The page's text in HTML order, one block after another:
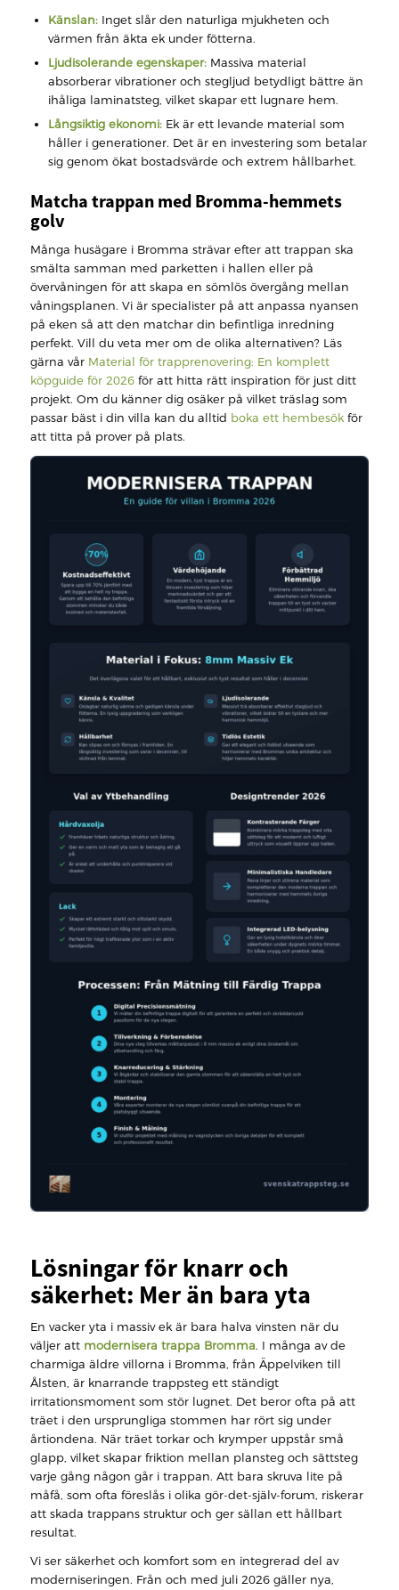
Känslan:Inget slår den naturliga mjukheten och
värmen från äkta ek under fötterna.
Ljudisolerande egenskaper:Massiva material
absorberar vibrationer och stegljud betydligt bättre än
ihåliga laminatsteg, vilket skapar ett lugnare hem.
Långsiktig ekonomi:Ek är ett levande material som
håller i generationer. Det är en investering som betalar
sig genom ökat bostadsvärde och extrem hållbarhet.
Matcha trappan med Bromma-hemmets
golv
Många husägare i Bromma strävar efter att trappan ska
smälta samman med parketten i hallen eller på
övervåningen för att skapa en sömlös övergång mellan
våningsplanen. Vi är specialister på att anpassa nyansen
på eken så att den matchar din befintliga inredning
perfekt. Vill du veta mer om de olika alternativen? Läs
gärna vår Material för trapprenovering: En komplett
köpguide för 2026för att hitta rätt inspiration för just ditt
projekt. Om du känner dig osäker på vilket träslag som
passar bäst i din villa kan du alltid boka ett hembesökför
att titta på prover på plats.
Lösningar för knarr och
säkerhet: Mer än bara yta
En vacker yta i massiv ek är bara halva vinsten när du
väljer att modernisera trappa Bromma. I många av de
charmiga äldre villorna i Bromma, från Äppelviken till
Ålsten, är knarrande trappsteg ett ständigt
irritationsmoment som stör lugnet. Det beror ofta på att
träet i den ursprungliga stommen har rört sig under
årtiondena. När träet torkar och krymper uppstår små
glapp, vilket skapar friktion mellan plansteg och sättsteg
varje gång någon går i trappan. Att bara skruva lite på
måfå, som ofta föreslås i olika gör-det-själv-forum, riskerar
att skada trappans struktur och ger sällan ett hållbart
resultat.
Vi ser säkerhet och komfort som en integrerad del av
moderniseringen. Från och med juli 2026 gäller nya,